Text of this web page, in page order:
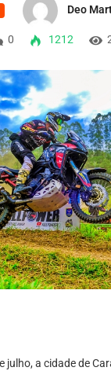
Deo
0 1212
julho, a cidade de